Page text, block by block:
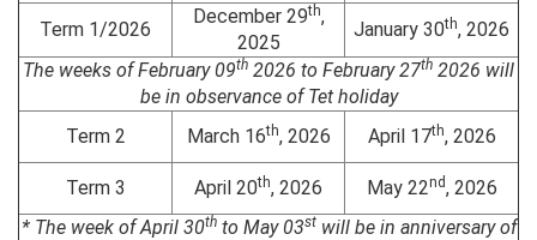
Term 1/2026
December 29th,
2025
January 30th, 2026
The weeks of February 09th 2026 to February 27th 2026 will
be in observance of Tet holiday
Term 2
March 16th, 2026 April 17th, 2026
Term 3 April 20th, 2026 May 22nd, 2026
* The week of April 30thto May 03stwill be in anniversary of